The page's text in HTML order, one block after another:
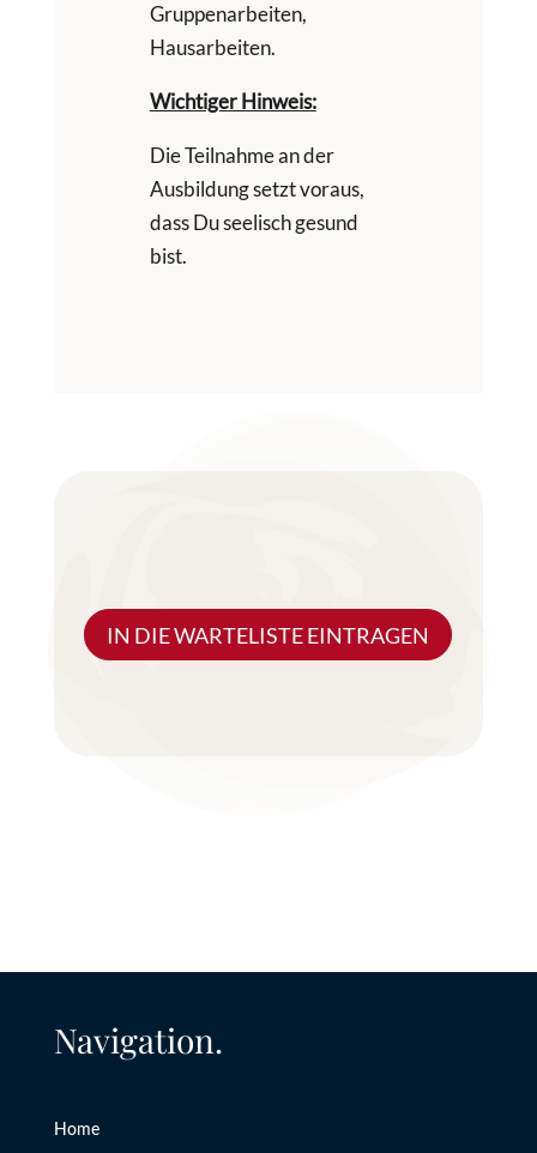
Gruppenarbeiten,
Hausarbeiten.
Wichtiger Hinweis:
Die Teilnahme an der
Ausbildung setzt voraus,
dass Du seelisch gesund
bist.
IN DIE WARTELISTE EINTRAGEN
Navigation.
Home